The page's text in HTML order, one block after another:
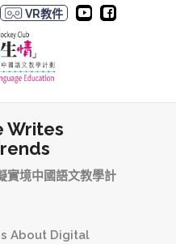
VR教件
Writes
實境中國語文教學計
About Digital